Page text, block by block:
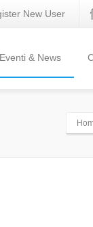
New User
Eventi & News